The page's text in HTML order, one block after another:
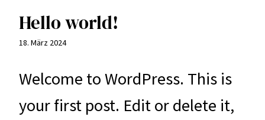
Hello world!
18. März 2024
Welcome to WordPress. This is
your first post. Edit or delete it,